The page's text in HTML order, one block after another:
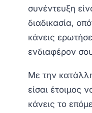
συνέντευξη
διαδικασία,
κάνεις
ενδιαφέρον
Με την
είσαι έτοιμος
κάνεις το